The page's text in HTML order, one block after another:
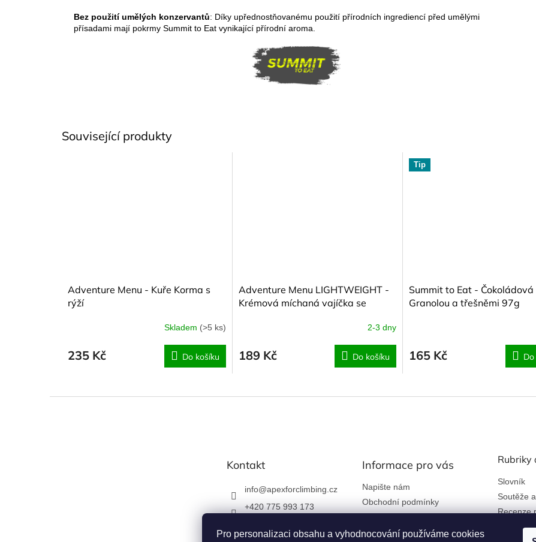
Pro personalizaci obsahu a vyhodnocování používáme cookies
Související produkty
Adventure Menu - Kuře Korma s
rýží
Skladem (>5 ks)
235 Kč Do košíku
Adventure Menu LIGHTWEIGHT -
Krémová míchaná vajíčka se
2-3 dny
189 Kč Do košíku
Tip
Summit to Eat - Čokoládová
Granolou a třešněmi 97g
165 Kč
Bez použití umělých konzervantů: Díky upřednostňovanému použití přírodních ingrediencí před umělými
přísadami mají pokrmy Summit to Eat vynikající přírodní aroma.
Kontakt
info@apexforclimbing.cz
+420 775 993 173
u
Informace pro vás
Napište nám
Obchodní podmínky
Kontakty a firemní údaje
Rubriky
Slovník
Soutěže
Recenze